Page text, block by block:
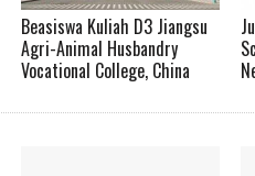
Beasiswa Kuliah D3 Jiangsu
Agri-Animal Husbandry
Vocational College, China